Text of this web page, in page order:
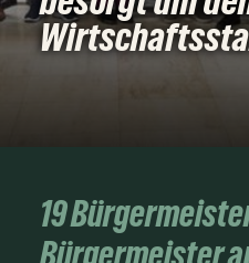
19
Bürgermeister